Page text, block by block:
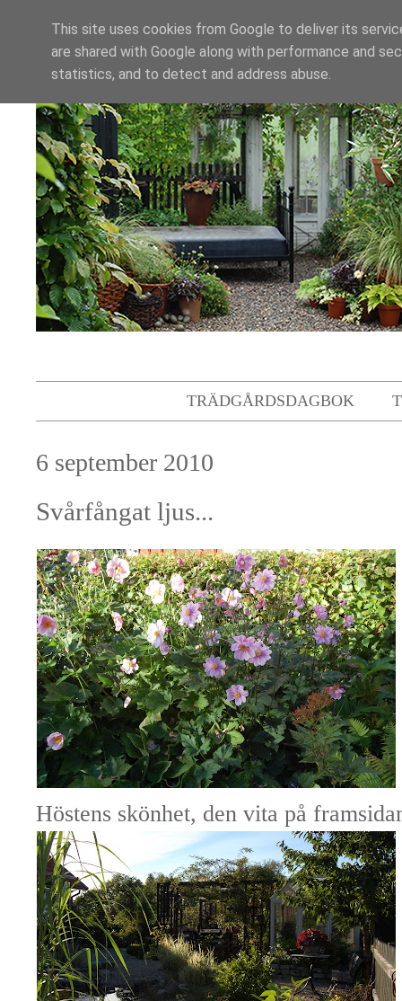
TRÄDGÅRDSDAGBOK
6 september 2010
Svårfångat ljus...
Höstens skönhet, den vita på
This site uses cookies from Google to deliver its
are shared with Google along with performance and
statistics, and to detect and address abuse.